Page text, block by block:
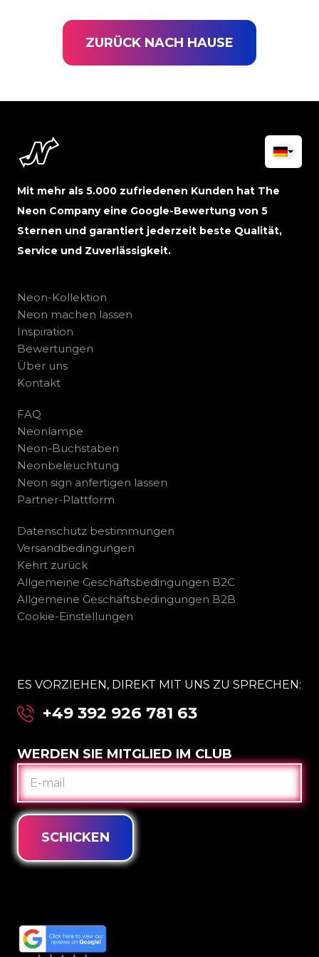
ZURÜCK NACH HAUSE
Mit mehr als 5.000 zufriedenen Kunden hat The
Neon Company eine Google-Bewertung von 5
Sternen und garantiert jederzeit beste Qualität,
Service und Zuverlässigkeit.
Neon-Kollektion
Neon machen lassen
Inspiration
Bewertungen
Über uns
Kontakt
FAQ
Neonlampe
Neon-Buchstaben
Neonbeleuchtung
Neon sign anfertigen lassen
Partner-Plattform
Datenschutz bestimmungen
Versandbedingungen
Kehrt zurück
Allgemeine Geschäftsbedingungen B2C
Allgemeine Geschäftsbedingungen B2B
Cookie-Einstellungen
ES VORZIEHEN, DIREKT MIT UNS ZU SPRECHEN:
+49 392 926 781 63
WERDEN SIE MITGLIED IM CLUB
E-
MAIL
SCHICKEN